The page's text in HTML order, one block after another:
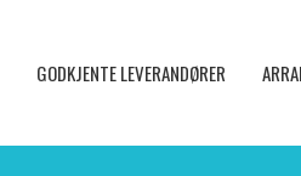
GODKJENTE LEVERANDØRER